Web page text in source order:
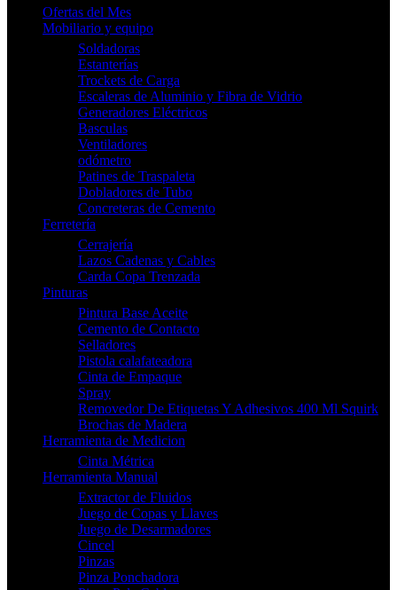
Ofertas del Mes
Mobiliario y equipo
Soldadoras
Estanterías
Trockets de Carga
Escaleras de Aluminio y Fibra de Vidrio
Generadores Eléctricos
Basculas
Ventiladores
odómetro
Patines de Traspaleta
Dobladores de Tubo
Concreteras de Cemento
Ferretería
Cerrajería
Lazos Cadenas y Cables
Carda Copa Trenzada
Pinturas
Pintura Base Aceite
Cemento de Contacto
Selladores
Pistola calafateadora
Cinta de Empaque
Spray
Removedor De Etiquetas Y Adhesivos 400 Ml Squirk
Brochas de Madera
Herramienta de Medicion
Cinta Métrica
Herramienta Manual
Extractor de Fluidos
Juego de Copas y Llaves
Juego de Desarmadores
Cincel
Pinzas
Pinza Ponchadora